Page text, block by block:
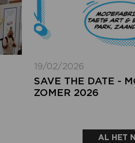
19/02/2026
SAVE THE DATE -
ZOMER 2026
AL HET